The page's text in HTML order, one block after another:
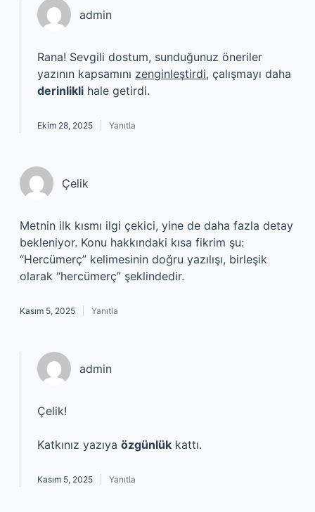
admin
Rana! Sevgili dostum, sunduğunuz öneriler
yazının kapsamını zenginleştirdi, çalışmayı daha
derinlikli hale getirdi.
Ekim 28, 2025 Yanıtla
Çelik
Metnin ilk kısmı ilgi çekici, yine de daha fazla detay
bekleniyor. Konu hakkındaki kısa fikrim şu:
“Hercümerç” kelimesinin doğru yazılışı, birleşik
olarak “hercümerç” şeklindedir.
Kasım 5, 2025 Yanıtla
admin
Çelik!
Katkınız yazıya özgünlük kattı.
Kasım 5, 2025 Yanıtla